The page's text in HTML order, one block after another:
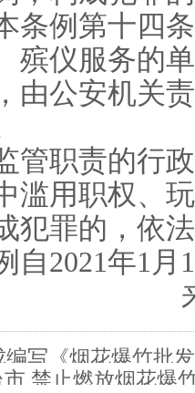
条例第十四
殡仪服务的
由公安机关
管职责的行
滥用职权、
犯罪的，依
自2021年1月
编写《烟花爆竹批
禁止燃放烟花爆